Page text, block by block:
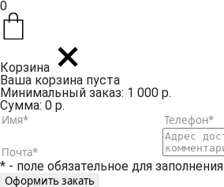
0
Корзина
Ваша корзина пуста
Минимальный заказ: 1 000 р.
Сумма: 0 р.
* - поле обязательное для заполнения